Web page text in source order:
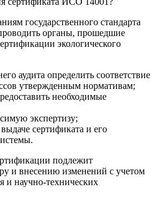
государственного стандарта
органы, прошедшие
экологического
аудита определить соответствие
утвержденным нормативам;
необходимые
экспертизу;
сертификата и его
подлежит
и внесению изменений с учетом
и научно-технических